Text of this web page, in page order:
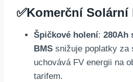
✅Komerční Solární
Špičkové holení: 280Ah
BMS snižuje poplatky za
uchovává FV energii na
tarifem.